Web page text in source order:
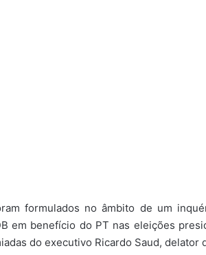
formulados no âmbito de um
em benefício do PT nas eleições
do executivo Ricardo Saud,